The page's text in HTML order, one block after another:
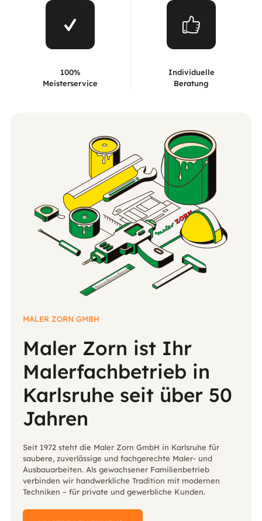
100%
Meisterservice
Individuelle
Beratung
MALER ZORN GMBH
Maler Zorn ist Ihr
Malerfachbetrieb in
Karlsruhe seit über 50
Jahren
Seit 1972 steht die Maler Zorn GmbH in Karlsruhe für
saubere, zuverlässige und fachgerechte Maler- und
Ausbauarbeiten. Als gewachsener Familienbetrieb
verbinden wir handwerkliche Tradition mit modernen
Techniken – für private und gewerbliche Kunden.